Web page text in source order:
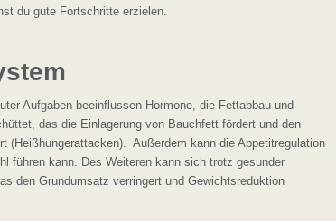
du gute Fortschritte erzielen.
Aufgaben beeinflussen Hormone, die Fettabbau und
das die Einlagerung von Bauchfett fördert und den
(Heißhungerattacken). Außerdem kann die Appetitregulation
führen kann. Des Weiteren kann sich trotz gesunder
den Grundumsatz verringert und Gewichtsreduktion